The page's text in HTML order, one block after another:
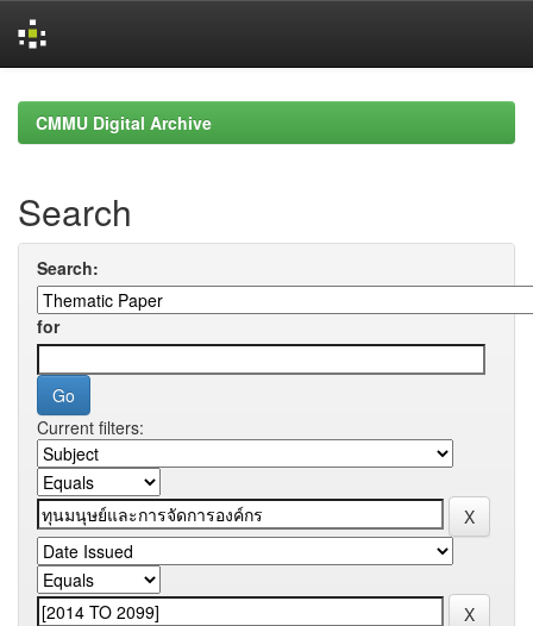
navigationCMMU Digital Archive
Search
Search:
for
Current filters: